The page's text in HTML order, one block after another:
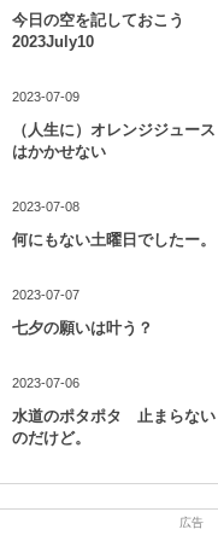
今日の空を記しておこう
2023July10
2023-07-09
（人生に）オレンジジュース
はかかせない
2023-07-08
何にもない土曜日でしたー。
2023-07-07
七夕の願いは叶う？
2023-07-06
水道のポタポタ 止まらない
のだけど。
広告